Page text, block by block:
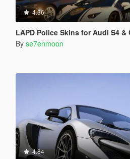
4.36
LAPD Police Skins for Audi S4
By se7enmoon
4.84